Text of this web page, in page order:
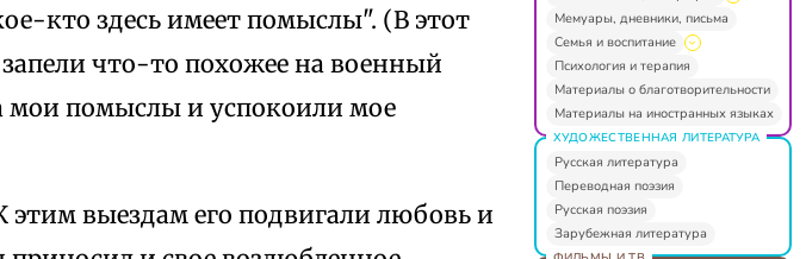
кто здесь имеет помыслы". (В этот
что-то похожее на военный
мои помыслы и успокоили мое
выездам его подвигали любовь и
Мемуары, дневники, письма
Семья и воспитание
Психология и терапия
Материалы о благотворительности
Материалы на иностранных языках
ХУДОЖЕСТВЕННАЯ ЛИТЕРАТУРА
Русская литература
Переводная поэзия
Русская поэзия
Зарубежная литература